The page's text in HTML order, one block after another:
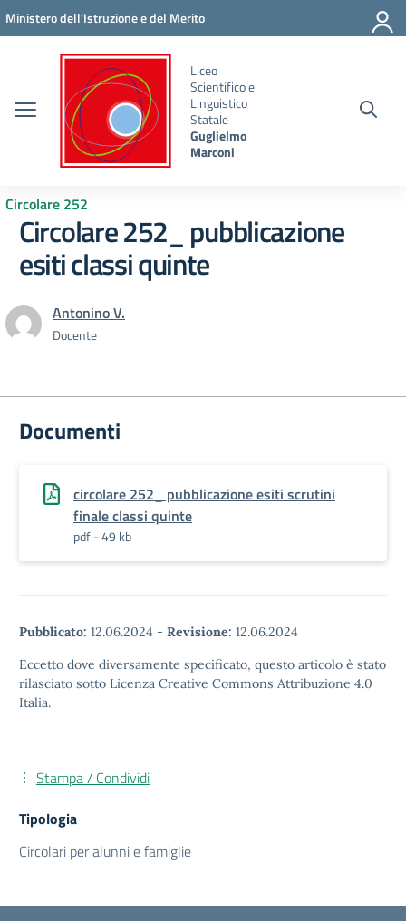
Vai ai contenuti
Vai al menu di navigazione
Vai al footer
Ministero dell'Istruzione e del Merito
Liceo
Scientifico e
Linguistico
Statale
Guglielmo
Marconi
Circolare 252
Circolare 252_ pubblicazione
esiti classi quinte
Antonino V.
Docente
Documenti
circolare 252_ pubblicazione esiti scrutini
finale classi quinte
pdf - 49 kb
Pubblicato: 12.06.2024 - Revisione: 12.06.2024
Eccetto dove diversamente specificato, questo articolo è stato
rilasciato sotto Licenza Creative Commons Attribuzione 4.0
Italia.
Stampa / Condividi
Tipologia
Circolari per alunni e famiglie